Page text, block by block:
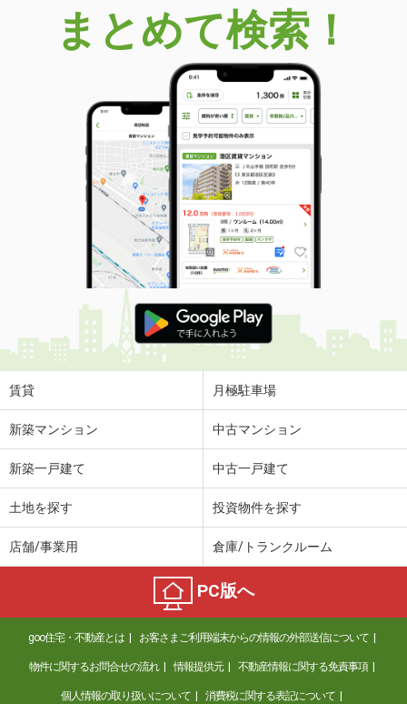
大分県大分市汐見２
価 格
5.10万円
大分県大分市汐見２
42.17m²
間取り
1LDK
大分県大分市六坊北町
価 格
4.70万円
住 所
大分県大分市六坊北町
専有面積 19.87m²
間取り
1K
大分県大分市三川下１
価 格
6.20万円
住 所
大分県大分市三川下１
専有面積
大分県大分市大字迫
6.85万円
大分県大分市花江川
3.90万円
住 所
大分県大分市花江川
専有面積 40.04m²
間取り
2DK
大分県杵築市大字南杵築
まとめて検索！
賃貸 月極駐車場
新築マンション 中古マンション
新築一戸建て 中古一戸建て
土地を探す 投資物件を探す
店舗/事業用 倉庫/トランクルーム
PC版へ
goo住宅・不動産とは お客さまご利用端末からの情報の外部送信について
物件に関するお問合せの流れ 情報提供元 不動産情報に関する免責事項
個人情報の取り扱いについて 消費税に関する表記について